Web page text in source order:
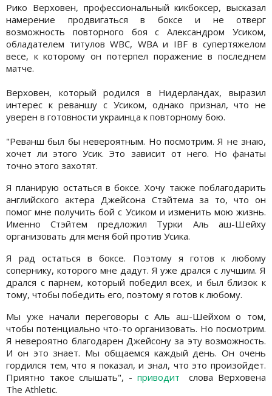
Рико Верховен, профессиональный кикбоксер, высказал
намерение продвигаться в боксе и не отверг
возможность повторного боя с Александром Усиком,
обладателем титулов WBC, WBA и IBF в супертяжелом
весе, к которому он потерпел поражение в последнем
матче.
Верховен, который родился в Нидерландах, выразил
интерес к реваншу с Усиком, однако признал, что не
уверен в готовности украинца к повторному бою.
"Реванш был бы невероятным. Но посмотрим. Я не знаю,
хочет ли этого Усик. Это зависит от него. Но фанаты
точно этого захотят.
Я планирую остаться в боксе. Хочу также поблагодарить
английского актера Джейсона Стэйтема за то, что он
помог мне получить бой с Усиком и изменить мою жизнь.
Именно Стэйтем предложил Турки Аль аш-Шейху
организовать для меня бой против Усика.
Я рад остаться в боксе. Поэтому я готов к любому
сопернику, которого мне дадут. Я уже дрался с лучшим. Я
дрался с парнем, который победил всех, и был близок к
тому, чтобы победить его, поэтому я готов к любому.
Мы уже начали переговоры с Аль аш-Шейхом о том,
чтобы потенциально что-то организовать. Но посмотрим.
Я невероятно благодарен Джейсону за эту возможность.
И он это знает. Мы общаемся каждый день. Он очень
гордился тем, что я показал, и знал, что это произойдет.
Приятно такое слышать", - приводит
слова Верховена
The Athletic.